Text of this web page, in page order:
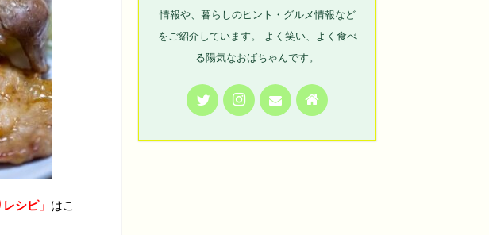
シピ」 はこ
情報や、暮らしのヒント・グルメ情報など
をご紹介しています。 よく笑い、よく食べ
る陽気なおばちゃんです。